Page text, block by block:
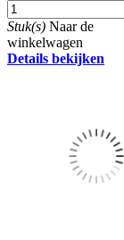
Stuk(s) Naar de
winkelwagen
Details bekijken